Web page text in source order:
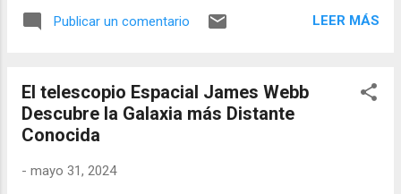
fue designada como comisionada de Chile para la Expo
Publicar un comentario LEER MÁS
El telescopio Espacial James Webb
Descubre la Galaxia más Distante
Conocida
- mayo 31, 2024